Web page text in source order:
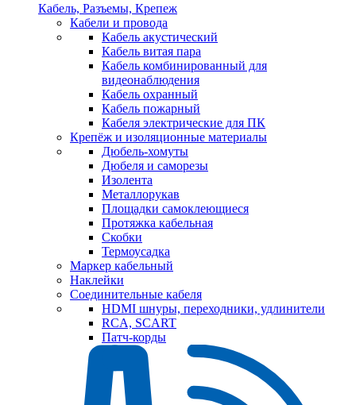
Кабель, Разъемы, Крепеж
Кабели и провода
Кабель акустический
Кабель витая пара
Кабель комбинированный для
видеонаблюдения
Кабель охранный
Кабель пожарный
Кабеля электрические для ПК
Крепёж и изоляционные материалы
Дюбель-хомуты
Дюбеля и саморезы
Изолента
Металлорукав
Площадки самоклеющиеся
Протяжка кабельная
Скобки
Термоусадка
Маркер кабельный
Наклейки
Соединительные кабеля
HDMI шнуры, переходники, удлинители
RCA, SCART
Патч-корды